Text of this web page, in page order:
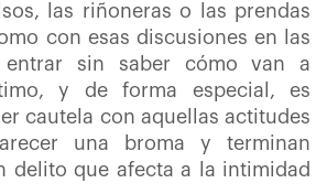
las riñoneras o las prendas
con esas discusiones en las
sin saber cómo van a
y de forma especial, es
cautela con aquellas actitudes
una broma y terminan
delito que afecta a la intimidad